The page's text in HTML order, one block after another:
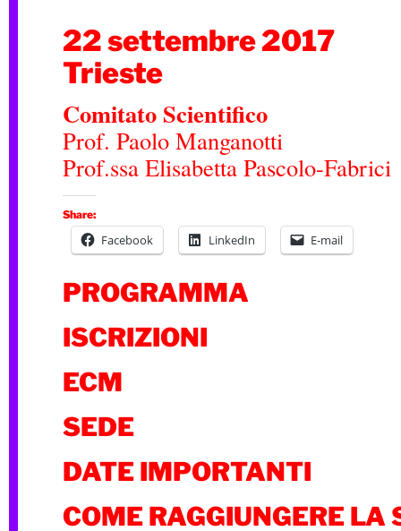
22 settembre 2017
Trieste
Comitato Scientifico
Prof. Paolo Manganotti
Prof.ssa Elisabetta Pascolo-Fabrici
Share:
Facebook LinkedIn E-mail
PROGRAMMA
ISCRIZIONI
ECM
SEDE
DATE IMPORTANTI
COME RAGGIUNGERE LA